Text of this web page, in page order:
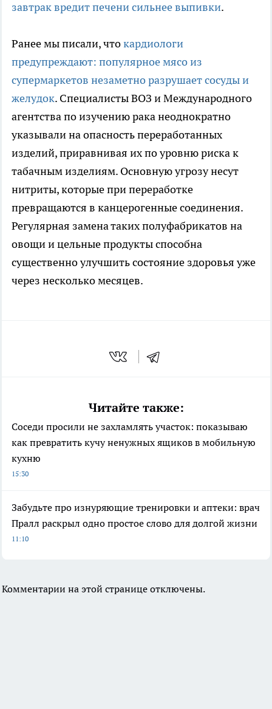
завтрак вредит печени сильнее выпивки.
Ранее мы писали, чтокардиологи
предупреждают: популярное мясо из
супермаркетов незаметно разрушает сосуды и
желудок. Специалисты ВОЗ и Международного
агентства по изучению рака неоднократно
указывали на опасность переработанных
изделий, приравнивая их по уровню риска к
табачным изделиям. Основную угрозу несут
нитриты, которые при переработке
превращаются в канцерогенные соединения.
Регулярная замена таких полуфабрикатов на
овощи и цельные продукты способна
существенно улучшить состояние здоровья уже
через несколько месяцев.
Читайте также:
Соседи просили не захламлять участок: показываю
как превратить кучу ненужных ящиков в мобильную
кухню
15:30
Забудьте про изнуряющие тренировки и аптеки: врач
Пралл раскрыл одно простое слово для долгой жизни
11:10
Комментарии на этой странице отключены.